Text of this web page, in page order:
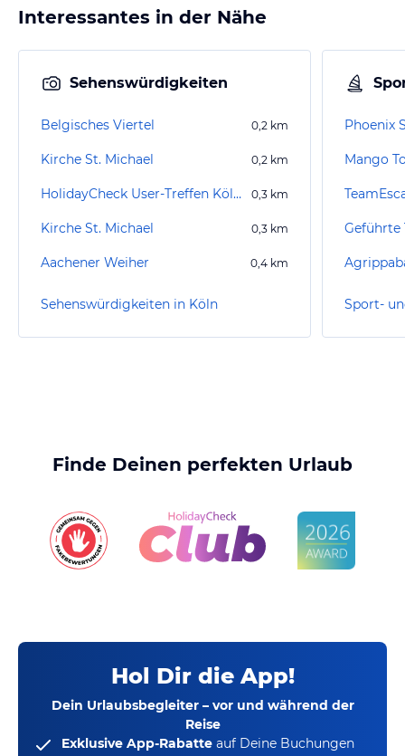
Interessantes in der Nähe
Sehenswürdigkeiten
Belgisches Viertel 0,2 km
Kirche St. Michael 0,2 km
HolidayCheck User-Treffen Köln 2007 0,3 km
Kirche St. Michael 0,3 km
Aachener Weiher 0,4 km
Sehenswürdigkeiten in Köln
Phoenix
Mango
Sport-
Finde Deinen perfekten Urlaub
Hol Dir die App!
Dein Urlaubsbegleiter – vor und während der
Reise
Exklusive App-Rabatte auf Deine Buchungen